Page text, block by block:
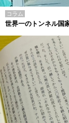
コラム
世界一のトンネル